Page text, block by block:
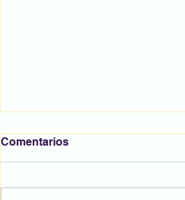
Benvinguts i benvingudes
al curs 2025/2026, petits i
petites!
Comentarios